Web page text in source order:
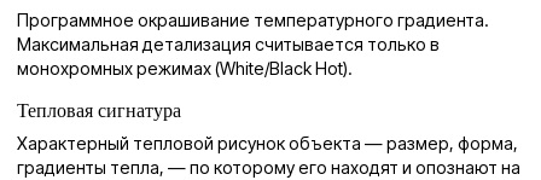
Программное окрашивание температурного градиента.
Максимальная детализация считывается только в
монохромных режимах (White/Black Hot).
Тепловая сигнатура
Характерный тепловой рисунок объекта — размер, форма,
градиенты тепла, — по которому его находят и опознают на